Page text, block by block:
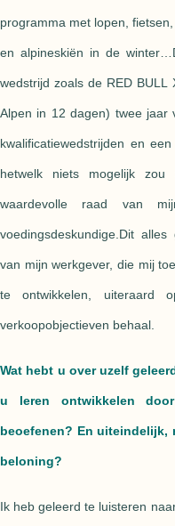
programma met lopen,
en alpineskiën in de
wedstrijd zoals de RED
Alpen in 12 dagen) twee jaar
kwalificatiewedstrijden en
hetwelk niets mogelijk
waardevolle raad van
voedingsdeskundige.Dit
van mijn werkgever, die mij
te ontwikkelen, uiteraard
verkoopobjectieven behaal.
Wat hebt u over uzelf
u leren ontwikkelen
beoefenen? En
beloning?
Ik heb geleerd te luisteren